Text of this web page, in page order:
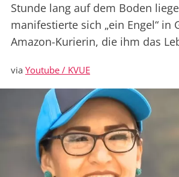
Stunde lang auf dem Boden
manifestierte sich „ein Engel“ in
Amazon-Kurierin, die ihm das
via Youtube / KVUE